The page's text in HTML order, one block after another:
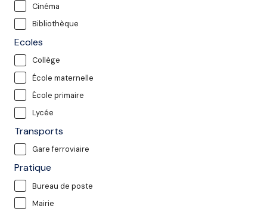
Cinéma
Bibliothèque
Ecoles
Collège
École maternelle
École primaire
Lycée
Transports
Gare ferroviaire
Pratique
Bureau de poste
Mairie